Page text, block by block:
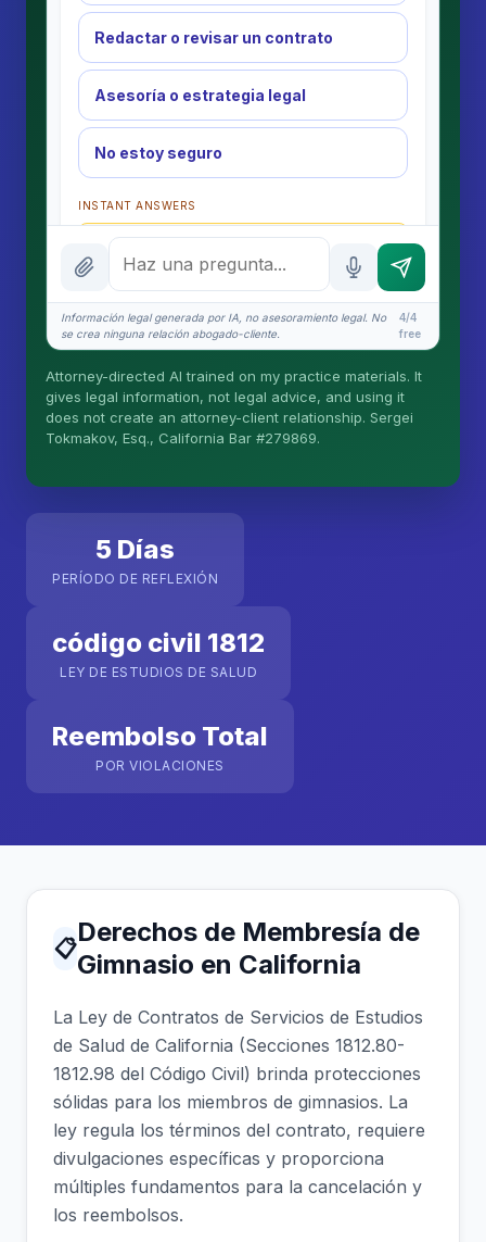
Redactar o revisar un contrato
Asesoría o estrategia legal
No estoy seguro
INSTANT ANSWERS
What is the AI Legal Analyst?
How attorney review works
What does it cost?
More (1)
asesoría legal, y no se forma ninguna relación
Información legal generada por IA, no asesoramiento legal. No
se crea ninguna relación abogado-cliente.
4/4
free
Attorney-directed AI trained on my practice materials. It
gives legal information, not legal advice, and using it
does not create an attorney-client relationship. Sergei
Tokmakov, Esq., California Bar #279869.
5 Días
PERÍODO DE REFLEXIÓN
código civil 1812
LEY DE ESTUDIOS DE SALUD
Reembolso Total
POR VIOLACIONES
📋
Derechos de Membresía de
Gimnasio en California
La Ley de Contratos de Servicios de Estudios
de Salud de California (Secciones 1812.80-
1812.98 del Código Civil) brinda protecciones
sólidas para los miembros de gimnasios. La
ley regula los términos del contrato, requiere
divulgaciones específicas y proporciona
múltiples fundamentos para la cancelación y
los reembolsos.